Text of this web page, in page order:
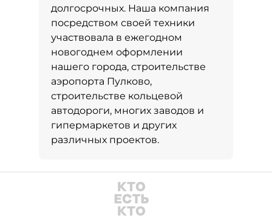
долгосрочных. Наша компания
посредством своей техники
участвовала в ежегодном
новогоднем оформлении
нашего города, строительстве
аэропорта Пулково,
строительстве кольцевой
автодороги, многих заводов и
гипермаркетов и других
различных проектов.